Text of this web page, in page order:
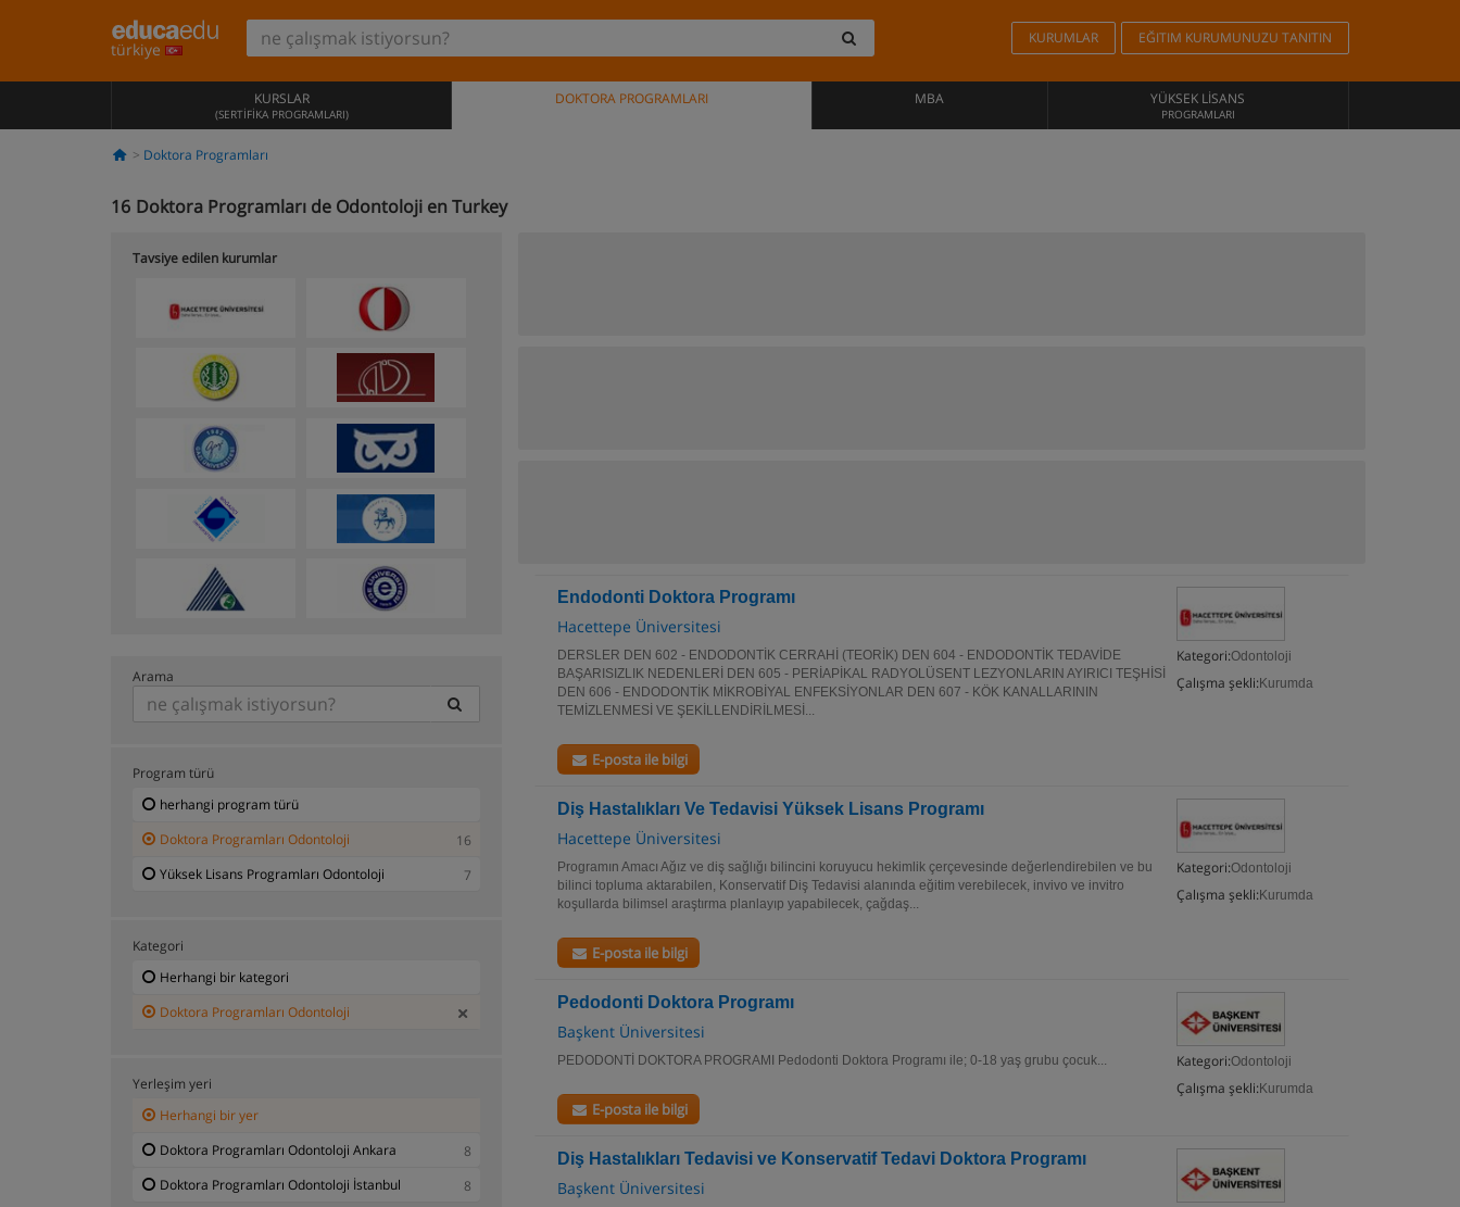
türkiye
KURUMLAR EĞITIM KURUMUNUZU TANITIN
KURSLAR
(SERTIFIKA PROGRAMLARI)
DOKTORA PROGRAMLARI MBA YÜKSEK LISANS
PROGRAMLARI
Doktora Programları
16 Doktora Programları de Odontoloji en Turkey
Endodonti Doktora Programı
Hacettepe Üniversitesi
Kategori:Odontoloji
Çalışma şekli: Kurumda
DERSLER DEN 602 - ENDODONTİK CERRAHİ (TEORİK) DEN 604 - ENDODONTİK TEDAVİDE
BAŞARISIZLIK NEDENLERİ DEN 605 - PERİAPİKAL RADYOLÜSENT LEZYONLARIN AYIRICI TEŞHİSİ
DEN 606 - ENDODONTİK MİKROBİYAL ENFEKSİYONLAR DEN 607 - KÖK KANALLARININ
TEMİZLENMESİ VE ŞEKİLLENDİRİLMESİ...
E-posta ile bilgi
Diş Hastalıkları Ve Tedavisi Yüksek Lisans Programı
Hacettepe Üniversitesi
Kategori:Odontoloji
Çalışma şekli: Kurumda
Programın Amacı Ağız ve diş sağlığı bilincini koruyucu hekimlik çerçevesinde değerlendirebilen ve bu
bilinci topluma aktarabilen, Konservatif Diş Tedavisi alanında eğitim verebilecek, invivo ve invitro
koşullarda bilimsel araştırma planlayıp yapabilecek, çağdaş...
E-posta ile bilgi
Pedodonti Doktora Programı
Başkent Üniversitesi
Kategori:Odontoloji
Çalışma şekli: Kurumda
PEDODONTİ DOKTORA PROGRAMI Pedodonti Doktora Programı ile; 0-18 yaş grubu çocuk...
E-posta ile bilgi
Diş Hastalıkları Tedavisi ve Konservatif Tedavi Doktora Programı
Başkent Üniversitesi
Tavsiye edilen kurumlar
Arama
Program türü
herhangi program türü
Doktora Programları Odontoloji
16
Yüksek Lisans Programları Odontoloji
7
Kategori
Herhangi bir kategori
Doktora Programları Odontoloji
Yerleşim yeri
Herhangi bir yer
Doktora Programları Odontoloji Ankara
8
Doktora Programları Odontoloji İstanbul
8